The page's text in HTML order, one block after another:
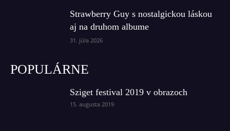
Strawberry Guy s nostalgickou láskou
aj na druhom albume
31. júla 2026
POPULÁRNE
Sziget festival 2019 v obrazoch
15. augusta 2019